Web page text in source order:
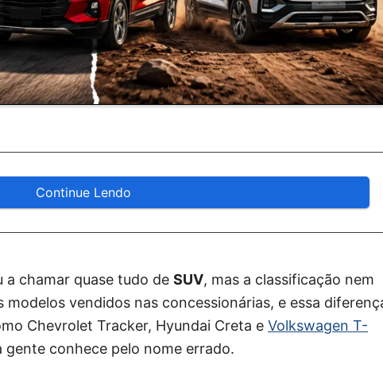
Continue Lendo
a chamar quase tudo de SUV, mas a classificação nem
vendidos nas concessionárias, e essa
Chevrolet Tracker, Hyundai Creta e Volkswagen T-
gente conhece pelo nome errado.